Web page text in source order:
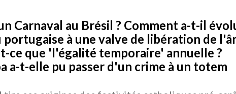
Carnaval au Brésil ? Comment a-t-il
à une valve de libération de
ce que 'l'égalité temporaire' annuelle ?
a-t-elle pu passer d'un crime à un totem